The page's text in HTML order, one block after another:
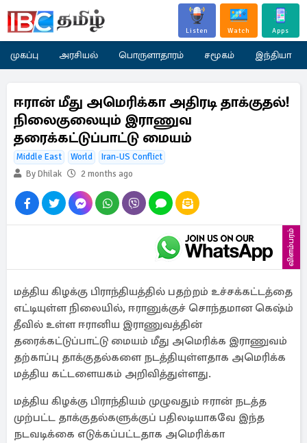
Listen Watch Apps
முகப்பு அரசியல் பொருளாதாரம் சமூகம் இந்தியா
ஈரான் மீது அமெரிக்கா அதிரடி தாக்குதல்!
நிலைகுலையும் இராணுவ
தரைக்கட்டுப்பாட்டு மையம்
Middle East World
Iran-US Conflict
By Dhilak
2 months ago
விளம்பரம்
மத்திய கிழக்கு பிராந்தியத்தில் பதற்றம் உச்சக்கட்டத்தை
எட்டியுள்ள நிலையில், ஈரானுக்குச் சொந்தமான கெஷ்ம்
தீவில் உள்ள ஈரானிய இராணுவத்தின்
தரைக்கட்டுப்பாட்டு மையம் மீது அமெரிக்க இராணுவம்
தற்காப்பு தாக்குதல்களை நடத்தியுள்ளதாக அமெரிக்க
மத்திய கட்டளையகம் அறிவித்துள்ளது.
மத்திய கிழக்கு பிராந்தியம் முழுவதும் ஈரான் நடத்த
முற்பட்ட தாக்குதல்களுக்குப் பதிலடியாகவே இந்த
நடவடிக்கை எடுக்கப்பட்டதாக அமெரிக்கா